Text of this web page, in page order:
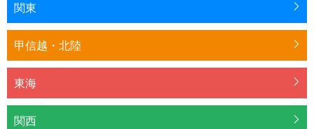
関東
甲信越・北陸
東海
関西